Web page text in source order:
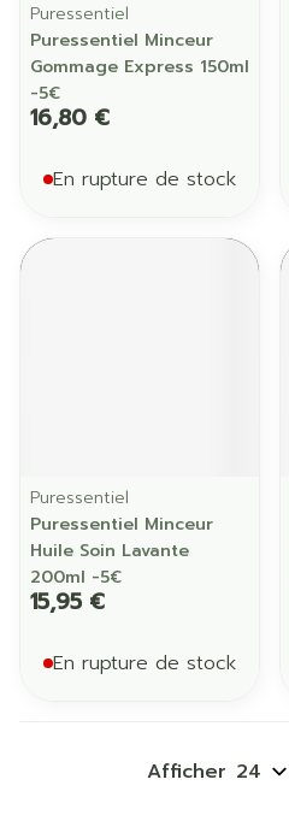
Puressentiel
Puressentiel Minceur
Gommage Express 150ml
-5€
16,80 €
En rupture de stock
Puressentiel
Puressentiel Minceur
Huile Soin Lavante
200ml -5€
15,95 €
En rupture de stock
Afficher